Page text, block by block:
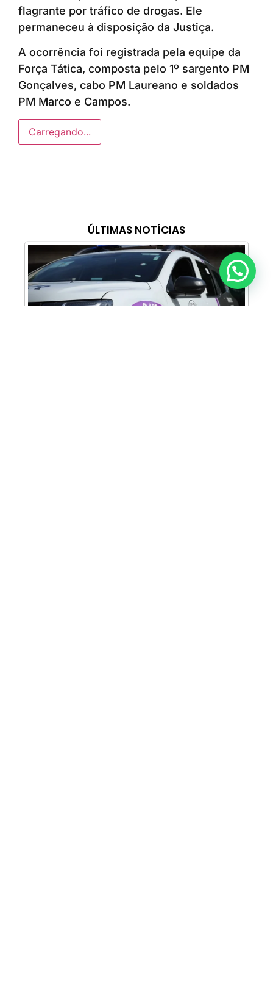
ÚLTIMAS NOTÍCIAS
flagrante por tráfico de drogas. Ele
permaneceu à disposição da Justiça.
A ocorrência foi registrada pela equipe da
Força Tática, composta pelo 1º sargento PM
Gonçalves, cabo PM Laureano e soldados
PM Marco e Campos.
Carregando...
Anunciar ou recomendar matéria